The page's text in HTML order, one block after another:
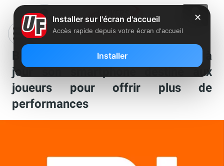
Black Shark 2 Pro : Xiaomi met à
jour son smartphone destiné aux
joueurs pour offrir plus de
performances
✕
Installer sur l'écran d'accueil
Accès rapide depuis votre écran d'accueil
Installer